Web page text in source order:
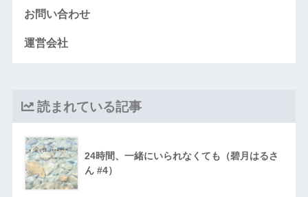
お問い合わせ
運営会社
読まれている記事
24時間、一緒にいられなくても（碧月はるさ
ん #4）